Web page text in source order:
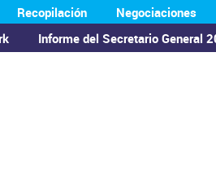
Informe del Secretario General
Recopilación Negociaciones